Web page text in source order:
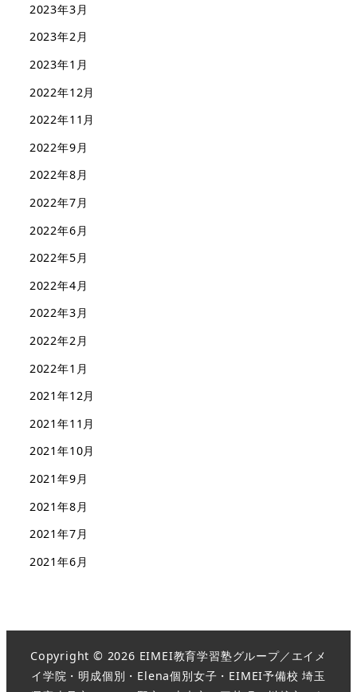
2023年3月
2023年2月
2023年1月
2022年12月
2022年11月
2022年9月
2022年8月
2022年7月
2022年6月
2022年5月
2022年4月
2022年3月
2022年2月
2022年1月
2021年12月
2021年11月
2021年10月
2021年9月
2021年8月
2021年7月
2021年6月
Copyright © 2026 EIMEI教育学習塾グループ／エイメ
イ学院・明成個別・Elena個別女子・EIMEI予備校 埼玉